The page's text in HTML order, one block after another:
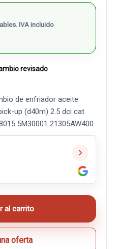
IVA incluido
revisado
de enfriador aceite
up (d40m) 2.5 dci cat
5M30001 21305AW400
al carrito
oferta